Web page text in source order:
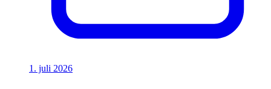
1. juli 2026